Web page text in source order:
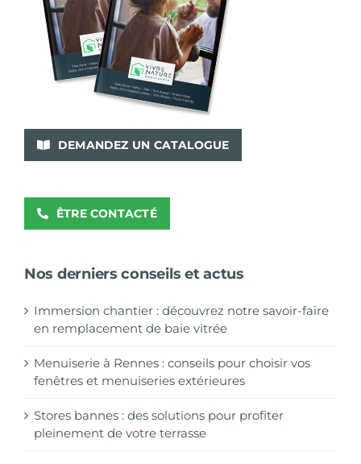
DEMANDEZ UN CATALOGUE
ÊTRE CONTACTÉ
Nos derniers conseils et actus
Immersion chantier : découvrez notre savoir-faire
en remplacement de baie vitrée
Menuiserie à Rennes : conseils pour choisir vos
fenêtres et menuiseries extérieures
Stores bannes : des solutions pour profiter
pleinement de votre terrasse